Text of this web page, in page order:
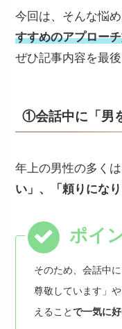
今回は、そんな悩
すすめのアプロー
ぜひ記事内容を最
①会話中に「男
年上の男性の多く
い」、「頼りになり
そのため、会話中
尊敬しています」
えることで一気に